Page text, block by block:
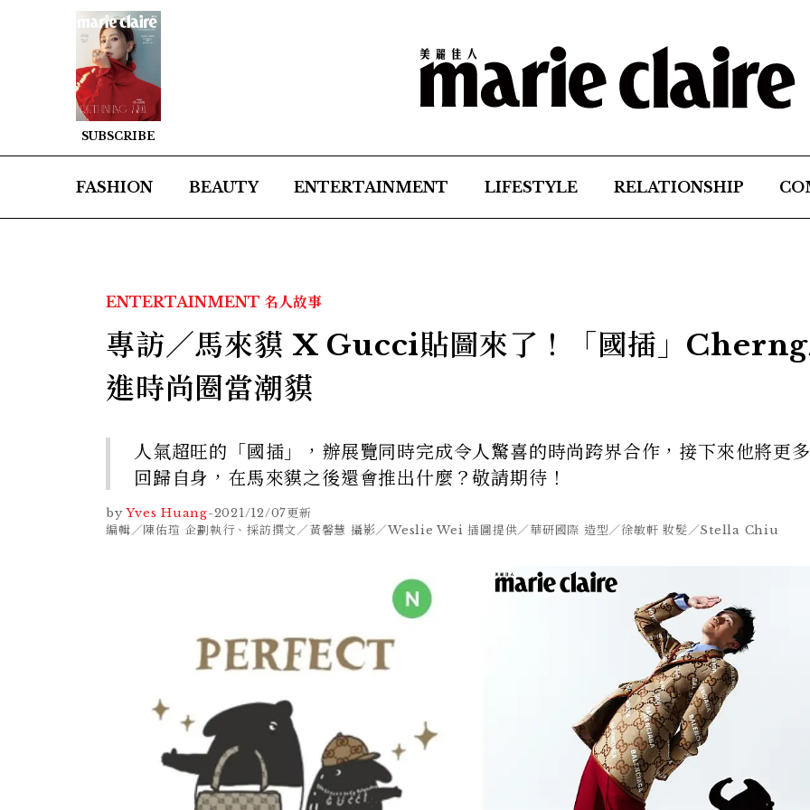
SUBSCRIBE
FASHION BEAUTY ENTERTAINMENT LIFESTYLE RELATIONSHIP
ENTERTAINMENT 名人故事
專訪／馬來貘 X Gucci貼圖來了！「國插」
進時尚圈當潮貘
人氣超旺的「國插」，辦展覽同時完成令人驚喜的時尚跨界合作，接下來他將更
回歸自身，在馬來貘之後還會推出什麼？敬請期待！
by Yves Huang-2021/12/07更新
編輯／陳佑瑄 企劃執行、採訪撰文／黃馨慧 攝影／Weslie Wei 插圖提供／華研國際 造型／徐敏軒 妝髮／Stella Chiu